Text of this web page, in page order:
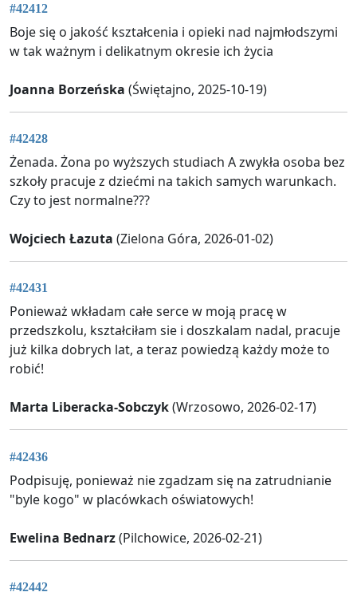
#42412
Boje się o jakość kształcenia i opieki nad najmłodszymi
w tak ważnym i delikatnym okresie ich życia
Joanna Borzeńska (Świętajno, 2025-10-19)
#42428
Żenada. Żona po wyższych studiach A zwykła osoba bez
szkoły pracuje z dziećmi na takich samych warunkach.
Czy to jest normalne???
Wojciech Łazuta (Zielona Góra, 2026-01-02)
#42431
Ponieważ wkładam całe serce w moją pracę w
przedszkolu, kształciłam sie i doszkalam nadal, pracuje
już kilka dobrych lat, a teraz powiedzą każdy może to
robić!
Marta Liberacka-Sobczyk(Wrzosowo, 2026-02-17)
#42436
Podpisuję, ponieważ nie zgadzam się na zatrudnianie
"byle kogo" w placówkach oświatowych!
Ewelina Bednarz(Pilchowice, 2026-02-21)
#42442